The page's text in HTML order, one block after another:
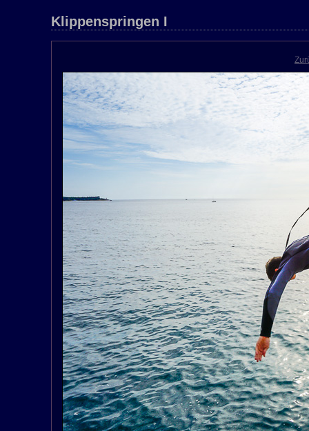
Klippenspringen I